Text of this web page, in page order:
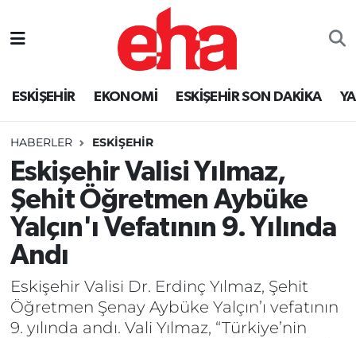
ESKİŞEHİR EKONOMİ ESKİŞEHİR SON DAKİKA
HABERLER ESKİŞEHİR
Eskişehir Valisi Yılmaz,
Şehit Öğretmen Aybüke
Yalçın'ı Vefatının 9. Yılında
Andı
Eskişehir Valisi Dr. Erdinç Yılmaz, Şehit
Öğretmen Şenay Aybüke Yalçın’ı vefatının
9. yılında andı. Vali Yılmaz, “Türkiye’nin